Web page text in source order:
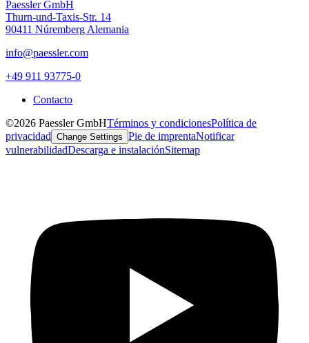
Paessler GmbH
Thurn-und-Taxis-Str. 14
90411 Núremberg Alemania
info@paessler.com
+49 911 93775-0
Contacto
©2026 Paessler GmbHTérminos y condicionesPolítica de
privacidad Change Settings Pie de imprentaNotificar
vulnerabilidadDescarga e instalaciónSitemap